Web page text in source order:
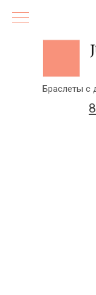
Браслеты с